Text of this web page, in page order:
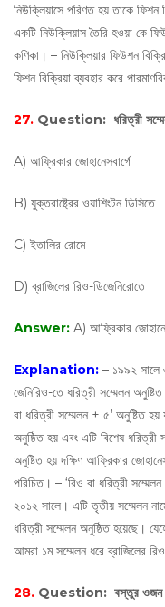
নিউক্লিয়াসে পরিণত হয় তাকে ফিশন
একটি নিউক্লিয়াস তৈরি হওয়া কে
কণিকা। – নিউক্লিয়ার ফিউশন
ফিশন বিক্রিয়া ব্যবহার করে
27. Question: ধরিত্রী
A) আফ্রিকার জোহানেসবার্গে
B) যুক্তরাষ্ট্রের ওয়াশিংটন ডিসিতে
C) ইতালির রোমে
D) ব্রাজিলের রিও-ডিজেনিরোতে
Answer: A) আফ্রিকার
Explanation: – ১৯৯২ সালে
জেনিরিও-তে ধরিত্রী সম্মেলন
বা ধরিত্রী সম্মেলন + ৫’ অনুষ্টিত হয়
অনুষ্ঠিত হয় এবং এটি বিশেষ ধরিত্রী
অনুষ্টিত হয় দক্ষিণ আফ্রিকার
পরিচিত। – ‘রিও বা ধরিত্রী
২০১২ সালে। এটি তৃতীয় সম্মেলন
ধরিত্রী সম্মেলন অনুষ্ঠিত হয়েছে।
আমরা ১ম সম্মেলন ধরে ব্রাজিলের
28. Question: বস্তুর ওজন